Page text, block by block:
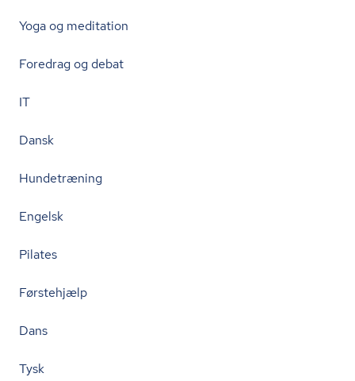
Yoga og meditation
Foredrag og debat
IT
Dansk
Hundetræning
Engelsk
Pilates
Førstehjælp
Dans
Tysk